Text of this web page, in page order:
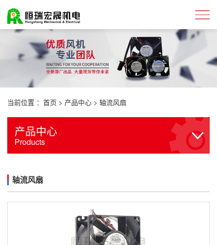
当前位置 ： 首页 > 产品中心 > 轴流风扇
产品中心
Products
轴流风扇